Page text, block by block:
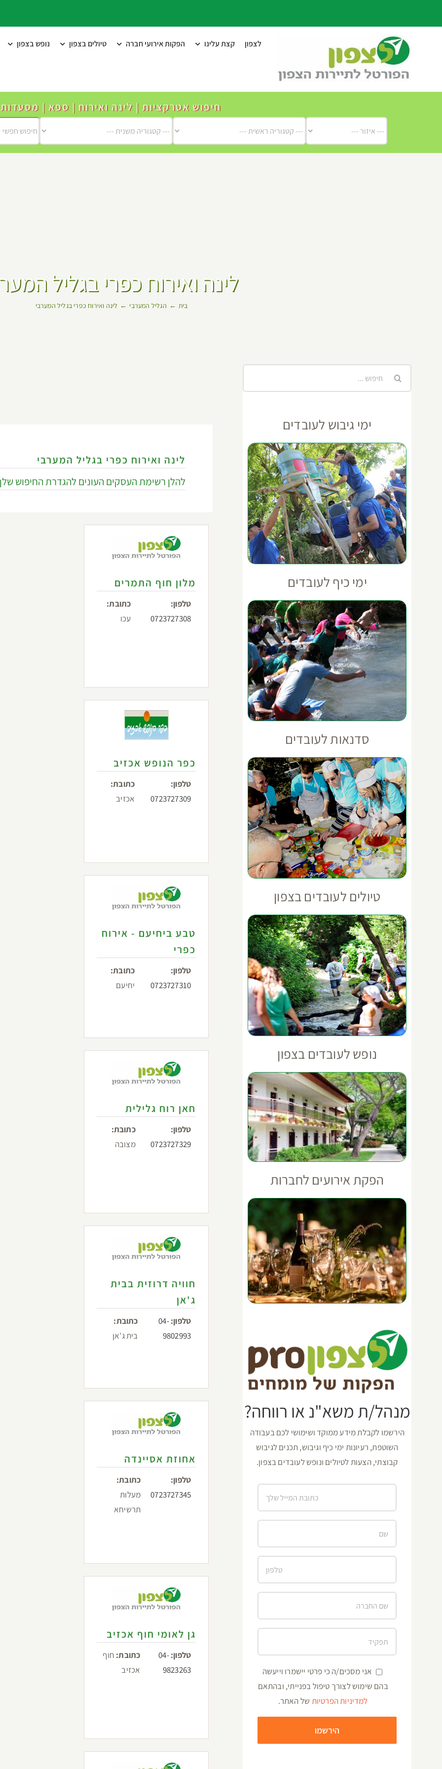
לצפון קצת עלינו הפקות אירועי חברה טיולים בצפון נופש בצפון
חיפוש אטרקציות | לינה ואירוח | ספא | מסעדות
לינה ואירוח כפרי בגליל
בית הגליל המערבי לינה ואירוח כפרי בגליל המערבי
לינה ואירוח כפרי בגליל המערבי
להלן רשימת העסקים העונים להגדרת החיפוש
מלון חוף התמרים
טלפון:
0723727308
כתובת:
עכו
כפר הנופש אכזיב
טלפון:
0723727309
כתובת:
אכזיב
טבע ביחיעם - אירוח
כפרי
טלפון:
0723727310
כתובת:
יחיעם
חאן רוח גלילית
טלפון:
0723727329
כתובת:
מצובה
חוויה דרוזית בבית
ג'אן
טלפון:04-
9802993
כתובת:
בית ג'אן
אחוזת אסיינדה
טלפון:
0723727345
כתובת:
מעלות
תרשיחא
גן לאומי חוף אכזיב
טלפון:04-
9823263
כתובת: חוף
אכזיב
ימי גיבוש לעובדים
ימי כיף לעובדים
סדנאות לעובדים
טיולים לעובדים בצפון
נופש לעובדים בצפון
הפקת אירועים לחברות
מנהל/ת משא"נ או רווחה?
הירשמו לקבלת מידע ממוקד ושימושי לכם בעבודה
השוטפת, רעיונות ימי כיף וגיבוש, תכנים לגיבוש
קבוצתי, הצעות לטיולים ונופש לעובדים בצפון.
אני מסכים/ה כי פרטי יישמרו וייעשה
בהם שימוש לצורך טיפול בפנייתי, ובהתאם
למדיניות הפרטיות של האתר.